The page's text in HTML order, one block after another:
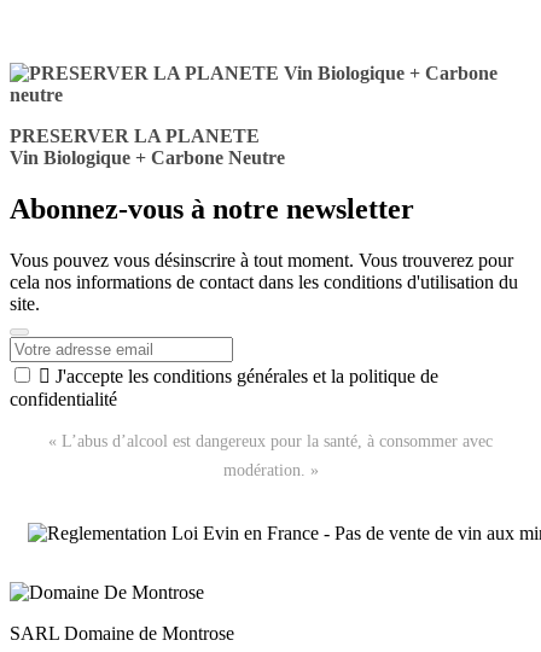
PRESERVER LA PLANETE
Vin Biologique + Carbone Neutre
Abonnez-vous à notre newsletter
Vous pouvez vous désinscrire à tout moment. Vous trouverez pour
cela nos informations de contact dans les conditions d'utilisation du
site.
 J'accepte les conditions générales et la politique de
confidentialité
« L’abus d’alcool est dangereux pour la santé, à consommer avec
modération. »
SARL Domaine de Montrose